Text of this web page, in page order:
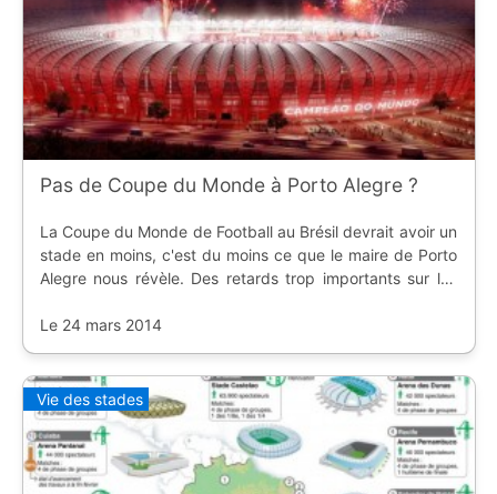
Pas de Coupe du Monde à Porto Alegre ?
La Coupe du Monde de Football au Brésil devrait avoir un
stade en moins, c'est du moins ce que le maire de Porto
Alegre nous révèle. Des retards trop importants sur les
de l'Estadio Beira-Rio à la
Le 24 mars 2014
Vie des stades